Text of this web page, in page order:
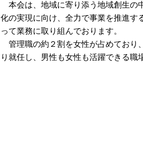
本会は、地域に寄り添う地域創生の
化の実現に向け、全力で事業を推進す
って業務に取り組んでおります。
管理職の約２割を女性が占めており
り就任し、男性も女性も活躍できる職